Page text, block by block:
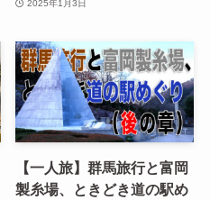
2025年1月3日
【一人旅】群馬旅行と富岡
製糸場、ときどき道の駅め